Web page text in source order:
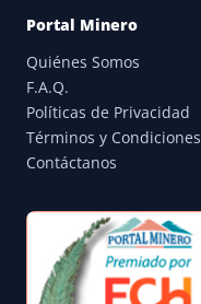
Portal Minero
Quiénes Somos
F.A.Q.
Políticas de Privacidad
Términos y Condiciones
Contáctanos